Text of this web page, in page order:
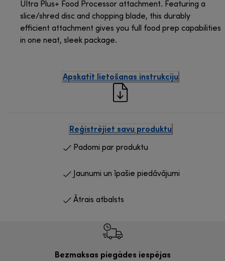
Ultra Plus+ Food Processor attachment. Featuring a
slice/shred disc and chopping blade, this durably
efficient attachment gives you full food prep capabilities
in one neat, sleek package.
Apskatīt lietošanas instrukciju
Reģistrējiet savu produktu
Padomi par produktu
Jaunumi un īpašie piedāvājumi
Ātrais atbalsts
Bezmaksas piegādes iespējas